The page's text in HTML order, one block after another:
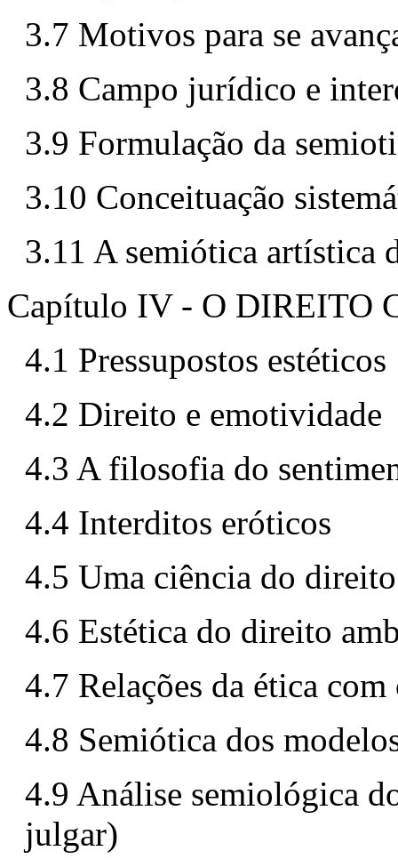
3.7 Motivos para se
3.8 Campo jurídico e
3.9 Formulação da
3.10 Conceituação
3.11 A semiótica
Capítulo IV - O DIREITO
4.1 Pressupostos estéticos
4.2 Direito e emotividade
4.3 A filosofia do
4.4 Interditos eróticos
4.5 Uma ciência do
4.6 Estética do direito
4.7 Relações da ética
4.8 Semiótica dos
4.9 Análise semiológica
julgar)